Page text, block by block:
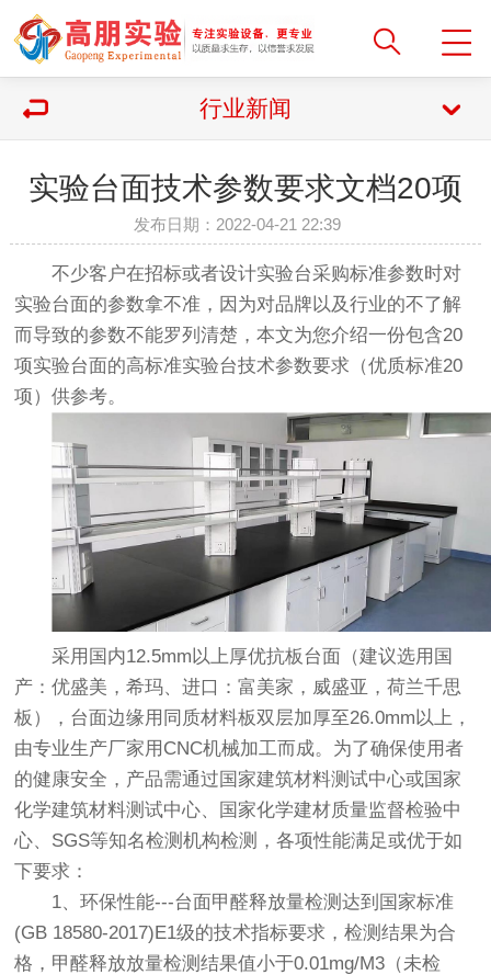
行业新闻
实验台面技术参数要求文档20项
发布日期：2022-04-21 22:39
不少客户在招标或者设计实验台采购标准参数时对
实验台面的参数拿不准，因为对品牌以及行业的不了解
而导致的参数不能罗列清楚，本文为您介绍一份包含20
项实验台面的高标准实验台技术参数要求（优质标准20
项）供参考。
采用国内12.5mm以上厚优抗板台面（建议选用国
产：优盛美，希玛、进口：富美家，威盛亚，荷兰千思
板），台面边缘用同质材料板双层加厚至26.0mm以上，
由专业生产厂家用CNC机械加工而成。为了确保使用者
的健康安全，产品需通过国家建筑材料测试中心或国家
化学建筑材料测试中心、国家化学建材质量监督检验中
心、SGS等知名检测机构检测，各项性能满足或优于如
下要求：
1、环保性能---台面甲醛释放量检测达到国家标准
(GB 18580-2017)E1级的技术指标要求，检测结果为合
格，甲醛释放放量检测结果值小于0.01mg/M3（未检